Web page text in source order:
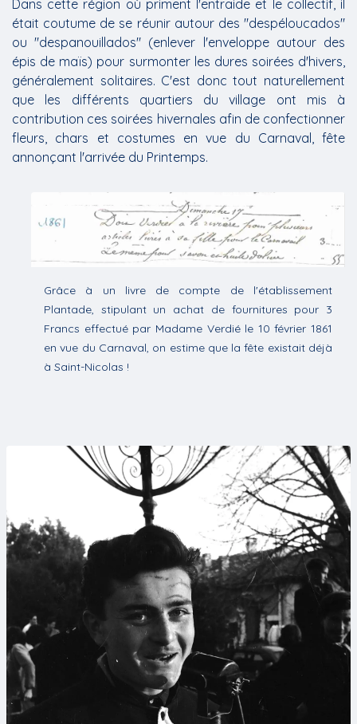
Dans cette région où priment l'entraide et le collectif, il
était coutume de se réunir autour des "despéloucados"
ou "despanouillados" (enlever l'enveloppe autour des
épis de maïs) pour surmonter les dures soirées d'hivers,
généralement solitaires. C'est donc tout naturellement
que les différents quartiers du village ont mis à
contribution ces soirées hivernales afin de confectionner
fleurs, chars et costumes en vue du Carnaval, fête
annonçant l'arrivée du Printemps.
Grâce à un livre de compte de l'établissement
Plantade, stipulant un achat de fournitures pour 3
Francs effectué par Madame Verdié le 10 février 1861
en vue du Carnaval, on estime que la fête existait déjà
à Saint-Nicolas !